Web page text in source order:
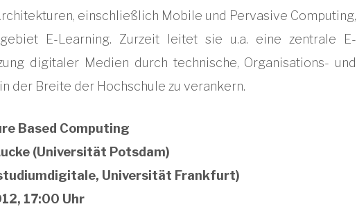
einschließlich Mobile und Pervasive Computing,
E-Learning. Zurzeit leitet sie u.a. eine zentrale E-
digitaler Medien durch technische, Organisations- und
der Breite der Hochschule zu verankern.
Based Computing
(Universität Potsdam)
Universität Frankfurt)
17:00 Uhr